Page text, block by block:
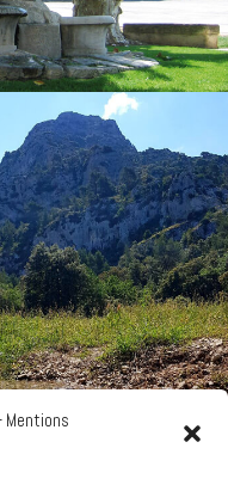
Mentions